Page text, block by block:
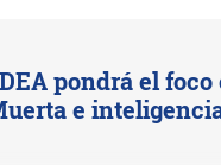
pondrá el foco
e